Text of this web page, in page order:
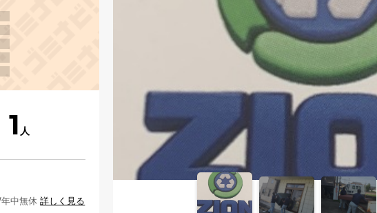
1 人
年中無休 詳しく見る